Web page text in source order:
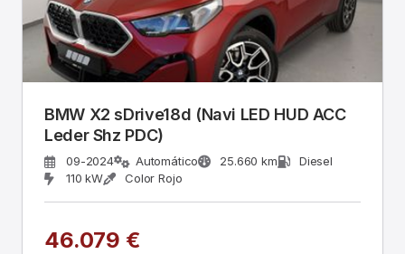
BMW X2 sDrive18d (Navi LED HUD ACC
Leder Shz PDC)
09-2024 Automático 25.660 km
Diesel
110 kW
Color Rojo
46.079 €